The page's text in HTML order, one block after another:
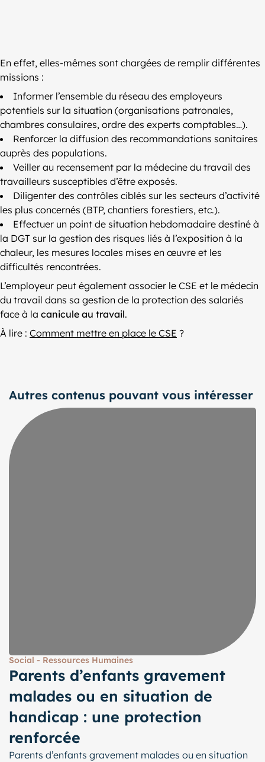
En effet, elles-mêmes sont chargées de remplir différentes
missions :
Informer l’ensemble du réseau des employeurs
potentiels sur la situation (organisations patronales,
chambres consulaires, ordre des experts comptables…).
Renforcer la diffusion des recommandations sanitaires
auprès des populations.
Veiller au recensement par la médecine du travail des
travailleurs susceptibles d’être exposés.
Diligenter des contrôles ciblés sur les secteurs d’activité
les plus concernés (BTP, chantiers forestiers, etc.).
Effectuer un point de situation hebdomadaire destiné à
la DGT sur la gestion des risques liés à l’exposition à la
chaleur, les mesures locales mises en œuvre et les
difficultés rencontrées.
L’employeur peut également associer le CSE et le médecin
du travail dans sa gestion de la protection des salariés
face à la canicule au travail.
À lire : Comment mettre en place le CSE ?
Autres contenus pouvant vous intéresser
Social - Ressources Humaines
Parents d’enfants gravement
malades ou en situation de
handicap : une protection
renforcée
Parents d’enfants gravement malades ou en situation